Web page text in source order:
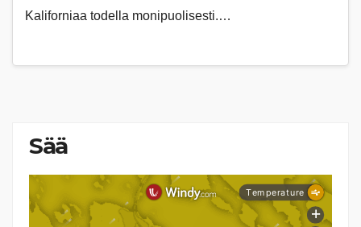
Kaliforniaa todella monipuolisesti.…
Sää